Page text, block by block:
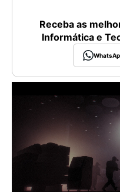
Receba as
Informática e